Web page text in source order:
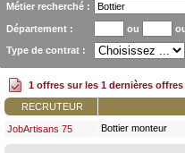
Métier recherché :
Département : ou
Type de contrat :
1 offres sur les 1 dernières offres
RECRUTEUR
JobArtisans 75 Bottier monteur